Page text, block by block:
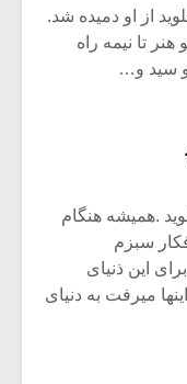
از او دمیده شد.
تا نیمه راه
و سید و…
.همیشه هنگام
سبزم
این ذنیای
میرفت به دنیای